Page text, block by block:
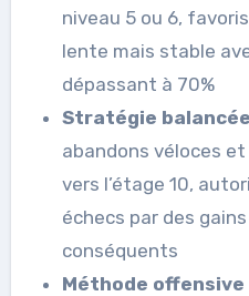
niveau 5 ou 6,
lente mais stable
dépassant à 70%
Stratégie
abandons véloces
vers l’étage 10,
échecs par des
conséquents
Méthode offensive